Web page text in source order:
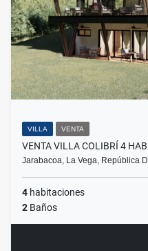
VILLA VENTA
VENTA VILLA COLIBRÍ 4
Jarabacoa, La Vega, República
4 habitaciones
2 Baños